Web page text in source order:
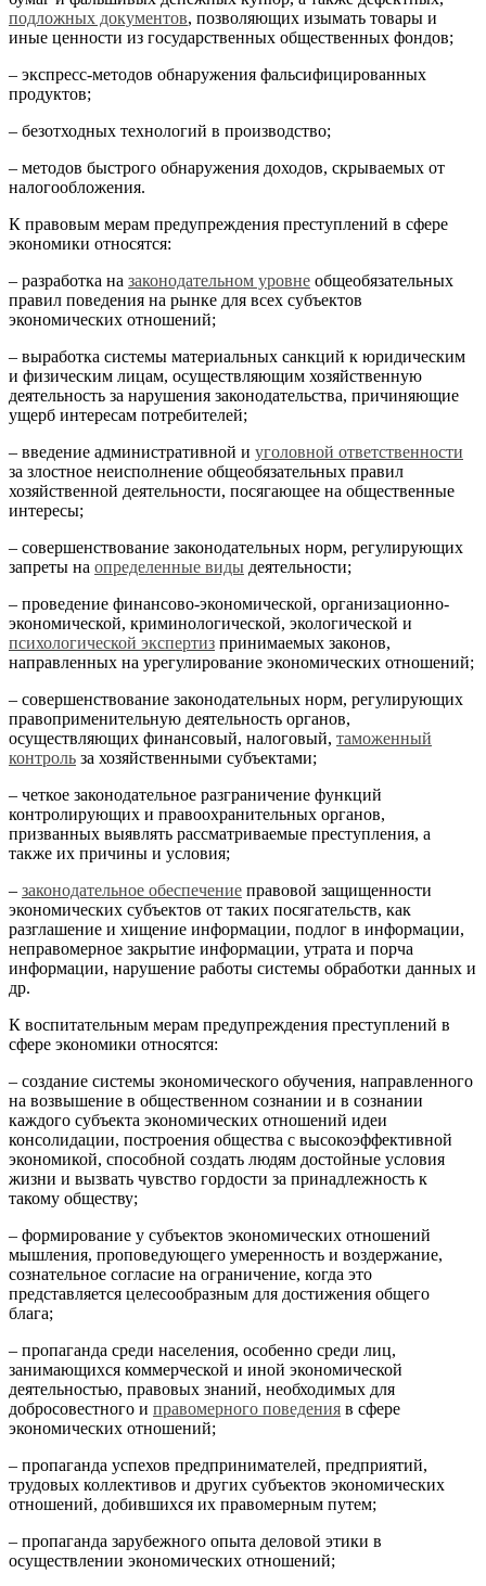
подложных документов, позволяющих изымать товары и
иные ценности из государственных общественных фондов;
– экспресс-методов обнаружения фальсифицированных
продуктов;
– безотходных технологий в производство;
– методов быстрого обнаружения доходов, скрываемых от
налогообложения.
К правовым мерам предупреждения преступлений в сфере
экономики относятся:
– разработка на законодательном уровне общеобязательных
правил поведения на рынке для всех субъектов
экономических отношений;
– выработка системы материальных санкций к юридическим
и физическим лицам, осуществляющим хозяйственную
деятельность за нарушения законодательства, причиняющие
ущерб интересам потребителей;
– введение административной и уголовной ответственности
за злостное неисполнение общеобязательных правил
хозяйственной деятельности, посягающее на общественные
интересы;
– совершенствование законодательных норм, регулирующих
запреты на определенные виды деятельности;
– проведение финансово-экономической, организационно-
экономической, криминологической, экологической и
психологической экспертиз принимаемых законов,
направленных на урегулирование экономических отношений;
– совершенствование законодательных норм, регулирующих
правоприменительную деятельность органов,
осуществляющих финансовый, налоговый, таможенный
контроль за хозяйственными субъектами;
– четкое законодательное разграничение функций
контролирующих и правоохранительных органов,
призванных выявлять рассматриваемые преступления, а
также их причины и условия;
– законодательное обеспечение правовой защищенности
экономических субъектов от таких посягательств, как
разглашение и хищение информации, подлог в информации,
неправомерное закрытие информации, утрата и порча
информации, нарушение работы системы обработки данных и
др.
К воспитательным мерам предупреждения преступлений в
сфере экономики относятся:
– создание системы экономического обучения, направленного
на возвышение в общественном сознании и в сознании
каждого субъекта экономических отношений идеи
консолидации, построения общества с высокоэффективной
экономикой, способной создать людям достойные условия
жизни и вызвать чувство гордости за принадлежность к
такому обществу;
– формирование у субъектов экономических отношений
мышления, проповедующего умеренность и воздержание,
сознательное согласие на ограничение, когда это
представляется целесообразным для достижения общего
блага;
– пропаганда среди населения, особенно среди лиц,
занимающихся коммерческой и иной экономической
деятельностью, правовых знаний, необходимых для
добросовестного и правомерного поведения в сфере
экономических отношений;
– пропаганда успехов предпринимателей, предприятий,
трудовых коллективов и других субъектов экономических
отношений, добившихся их правомерным путем;
– пропаганда зарубежного опыта деловой этики в
осуществлении экономических отношений;